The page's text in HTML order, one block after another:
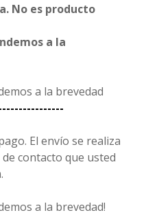
No es producto
a la
a la brevedad
El envío se realiza
de contacto que usted
a la brevedad!